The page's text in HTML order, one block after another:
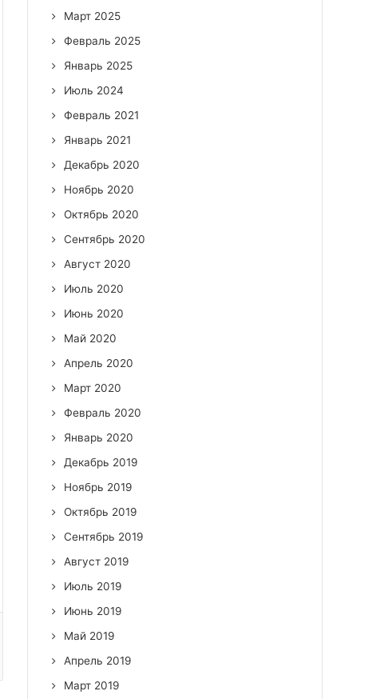
Март 2025
Февраль 2025
Январь 2025
Июль 2024
Февраль 2021
Январь 2021
Декабрь 2020
Ноябрь 2020
Октябрь 2020
Сентябрь 2020
Август 2020
Июль 2020
Июнь 2020
Май 2020
Апрель 2020
Март 2020
Февраль 2020
Январь 2020
Декабрь 2019
Ноябрь 2019
Октябрь 2019
Сентябрь 2019
Август 2019
Июль 2019
Июнь 2019
Май 2019
Апрель 2019
Март 2019